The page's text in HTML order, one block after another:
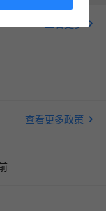
查看更多政策